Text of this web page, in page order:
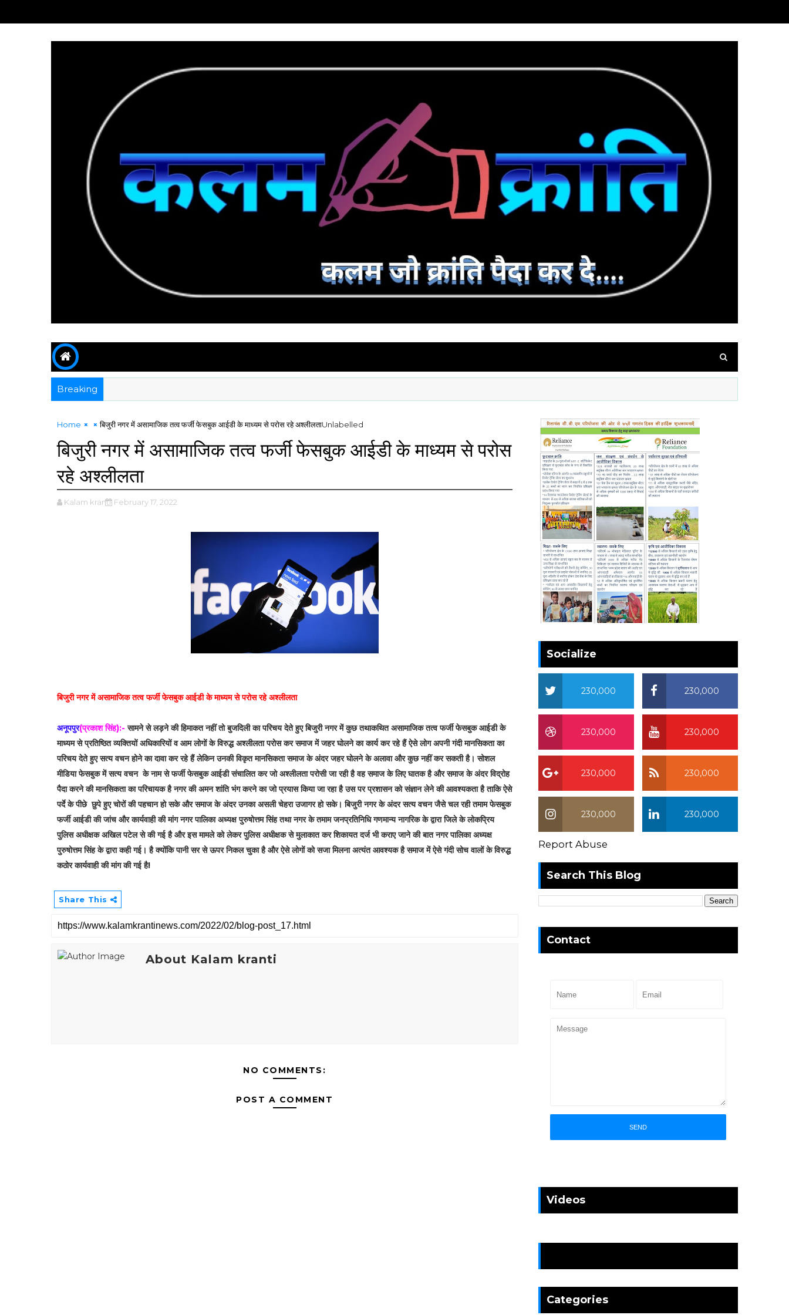
Breaking
Home Unlabelled
बिजुरी नगर में असामाजिक तत्व फर्जी फेसबुक आईडी के माध्यम से परोस रहे अश्लीलता
बिजुरी नगर में असामाजिक तत्व फर्जी फेसबुक आईडी के माध्यम से परोस
रहे अश्लीलता
Kalam kranti February 17, 2022
बिजुरी नगर में असामाजिक तत्व फर्जी फेसबुक आईडी के माध्यम से परोस रहे अश्लीलता
अनूपपुर(प्रकाश सिंह):-सामने से लड़ने की हिमाकत नहीं तो बुजदिली का परिचय देते हुए बिजुरी नगर में कुछ तथाकथित असामाजिक तत्व फर्जी फेसबुक आईडी के
माध्यम से प्रतिष्ठित व्यक्तियों अधिकारियों व आम लोगों के विरुद्ध अश्लीलता परोस कर समाज में जहर घोलने का कार्य कर रहे हैं ऐसे लोग अपनी गंदी मानसिकता का
परिचय देते हुए सत्य वचन होने का दावा कर रहे हैं लेकिन उनकी विकृत मानसिकता समाज के अंदर जहर घोलने के अलावा और कुछ नहीं कर सकती है। सोशल
मीडिया फेसबुक में सत्य वचन के नाम से फर्जी फेसबुक आईडी संचालित कर जो अश्लीलता परोसी जा रही है वह समाज के लिए घातक है और समाज के अंदर विद्रोह
पैदा करने की मानसिकता का परिचायक है नगर की अमन शांति भंग करने का जो प्रयास किया जा रहा है उस पर प्रशासन को संज्ञान लेने की आवश्यकता है ताकि ऐसे
पर्दे के पीछे छुपे हुए चोरों की पहचान हो सके और समाज के अंदर उनका असली चेहरा उजागर हो सके। बिजुरी नगर के अंदर सत्य वचन जैसे चल रही तमाम फेसबुक
फर्जी आईडी की जांच और कार्यवाही की मांग नगर पालिका अध्यक्ष पुरुषोत्तम सिंह तथा नगर के तमाम जनप्रतिनिधि गणमान्य नागरिक के द्वारा जिले के लोकप्रिय
पुलिस अधीक्षक अखिल पटेल से की गई है और इस मामले को लेकर पुलिस अधीक्षक से मुलाकात कर शिकायत दर्ज भी कराए जाने की बात नगर पालिका अध्यक्ष
पुरुषोत्तम सिंह के द्वारा कही गई। है क्योंकि पानी सर से ऊपर निकल चुका है और ऐसे लोगों को सजा मिलना अत्यंत आवश्यक है समाज में ऐसे गंदी सोच वालों के विरुद्ध
कठोर कार्यवाही की मांग की गई है!
Share This
About Kalam kranti
NO COMMENTS:
POST A COMMENT
Socialize
230,000
230,000
230,000
230,000
230,000
230,000
230,000
230,000
Report Abuse
Search This Blog
Contact
Videos
Categories